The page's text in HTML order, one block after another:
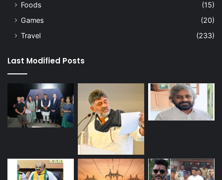
Foods
(15)
Games
(20)
Travel
(233)
Last Modified Posts